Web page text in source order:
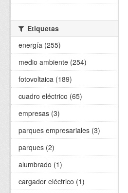
Etiquetas
energía (255)
medio ambiente (254)
fotovoltaica (189)
cuadro eléctrico (65)
empresas (3)
parques empresariales (3)
parques (2)
alumbrado (1)
cargador eléctrico (1)